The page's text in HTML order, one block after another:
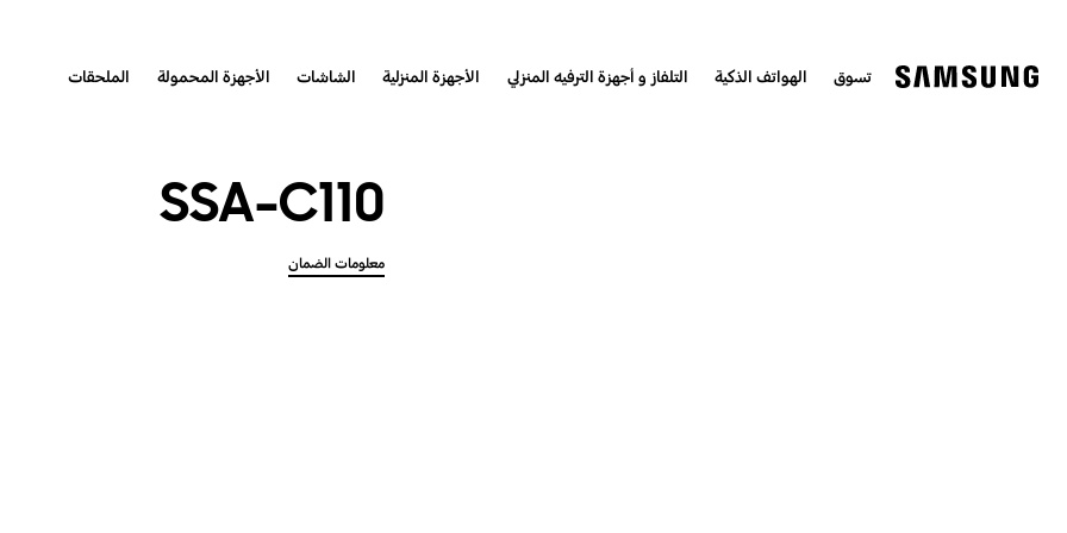
تسوق الهواتف الذكية التلفاز و أجهزة الترفيه المنزلي الأجهزة المنزلية الشاشات الأجهزة المحمولة الملحقات
SSA-C110
معلومات الضمان